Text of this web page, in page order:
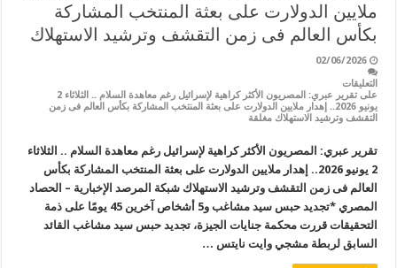
ملايين الدولارت على بعثة المنتخب المشاركة
بكأس العالم فى زمن التقشف وترشيد الاستهلاك
02/06/2026
التعليقات
على تقرير عبري: المصريون الأكثر كراهية لإسرائيل رغم معاهدة السلام .. الثلاثاء 2
يونيو 2026.. إهدار ملايين الدولارت على بعثة المنتخب المشاركة بكأس العالم فى زمن
التقشف وترشيد الاستهلاك مغلقة
تقرير عبري: المصريون الأكثر كراهية لإسرائيل رغم معاهدة السلام .. الثلاثاء
2 يونيو 2026.. إهدار ملايين الدولارت على بعثة المنتخب المشاركة بكأس
العالم فى زمن التقشف وترشيد الاستهلاك شبكة المرصد الإخبارية – الحصاد
المصري *تجديد حبس سيد مشاغب و5 أشخاص آخرين 45 يومًا على ذمة
التحقيقات قررت محكمة جنايات الجيزة، تجديد حبس سيد مشاغب القائد
السابق لربطة مشجي وايت نايتس …